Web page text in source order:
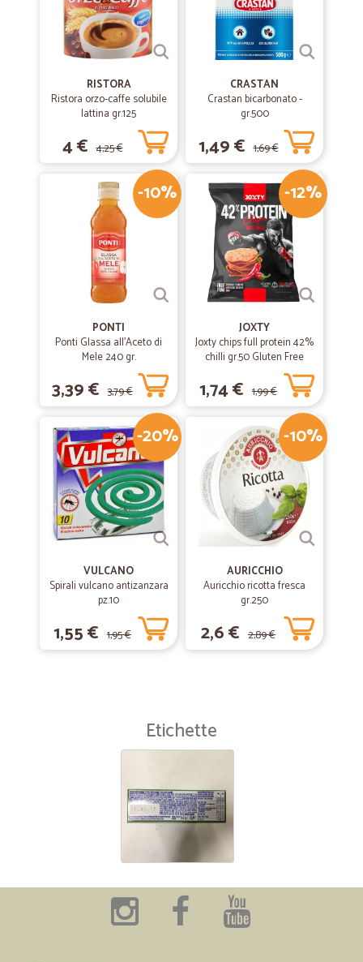
RISTORA
Ristora orzo-caffe solubile
lattina gr.125
4 € 4,25 €
CRASTAN
Crastan bicarbonato -
gr.500
1,49 € 1,69 €
-10%
PONTI
Ponti Glassa all'Aceto di
Mele 240 gr.
3,39 € 3,79 €
-12%
JOXTY
Joxty chips full protein 42%
chilli gr.50 Gluten Free
1,74 € 1,99 €
-20%
VULCANO
Spirali vulcano antizanzara
pz.10
1,55 € 1,95 €
-10%
AURICCHIO
Auricchio ricotta fresca
gr.250
2,6 € 2,89 €
Etichette